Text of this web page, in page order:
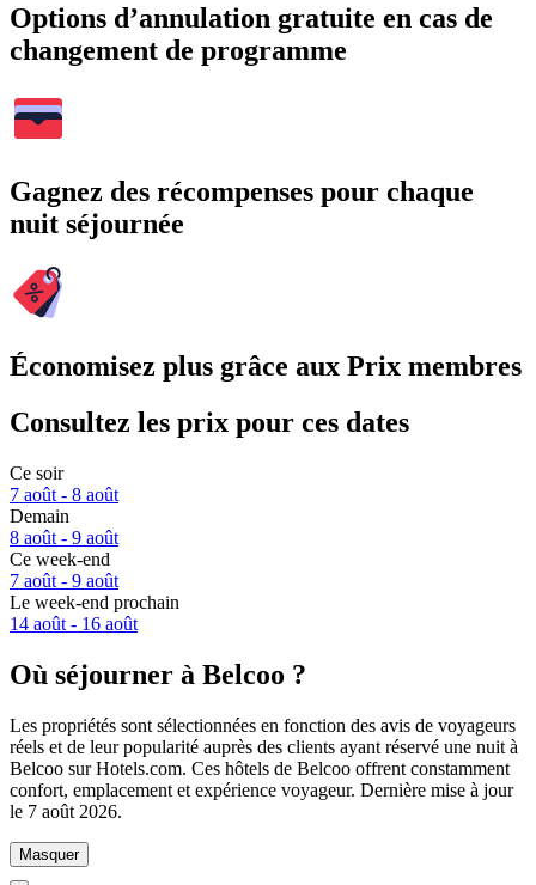
Options d’annulation gratuite en cas de
changement de programme
Gagnez des récompenses pour chaque
nuit séjournée
Économisez plus grâce aux Prix membres
Consultez les prix pour ces dates
Ce soir
7 août - 8 août
Demain
8 août - 9 août
Ce week-end
7 août - 9 août
Le week-end prochain
14 août - 16 août
Où séjourner à Belcoo ?
Les propriétés sont sélectionnées en fonction des avis de voyageurs
réels et de leur popularité auprès des clients ayant réservé une nuit à
Belcoo sur Hotels.com. Ces hôtels de Belcoo offrent constamment
confort, emplacement et expérience voyageur. Dernière mise à jour
le 7 août 2026.
Masquer